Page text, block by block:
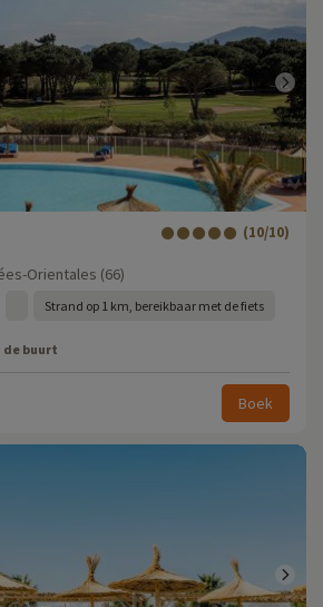
(10/10)
Orientales (66)
Strand op 1 km, bereikbaar met de fiets
buurt
Boek